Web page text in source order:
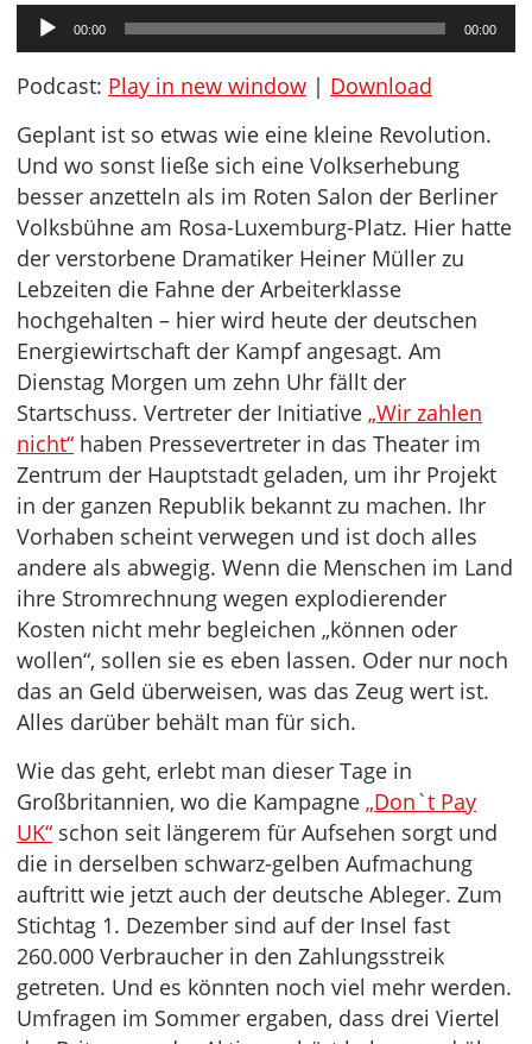
Audio-
Player
00:00 00:00
Podcast: Play in new window | Download
Geplant ist so etwas wie eine kleine Revolution.
Und wo sonst ließe sich eine Volkserhebung
besser anzetteln als im Roten Salon der Berliner
Volksbühne am Rosa-Luxemburg-Platz. Hier hatte
der verstorbene Dramatiker Heiner Müller zu
Lebzeiten die Fahne der Arbeiterklasse
hochgehalten – hier wird heute der deutschen
Energiewirtschaft der Kampf angesagt. Am
Dienstag Morgen um zehn Uhr fällt der
Startschuss. Vertreter der Initiative „Wir zahlen
nicht“ haben Pressevertreter in das Theater im
Zentrum der Hauptstadt geladen, um ihr Projekt
in der ganzen Republik bekannt zu machen. Ihr
Vorhaben scheint verwegen und ist doch alles
andere als abwegig. Wenn die Menschen im Land
ihre Stromrechnung wegen explodierender
Kosten nicht mehr begleichen „können oder
wollen“, sollen sie es eben lassen. Oder nur noch
das an Geld überweisen, was das Zeug wert ist.
Alles darüber behält man für sich.
Wie das geht, erlebt man dieser Tage in
Großbritannien, wo die Kampagne „Don`t Pay
UK“ schon seit längerem für Aufsehen sorgt und
die in derselben schwarz-gelben Aufmachung
auftritt wie jetzt auch der deutsche Ableger. Zum
Stichtag 1. Dezember sind auf der Insel fast
260.000 Verbraucher in den Zahlungsstreik
getreten. Und es könnten noch viel mehr werden.
Umfragen im Sommer ergaben, dass drei Viertel